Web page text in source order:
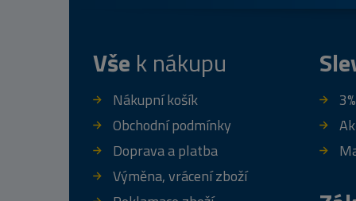
Vše k nákupu
Nákupní košík
Obchodní podmínky
Doprava a platba
Výměna, vrácení zboží